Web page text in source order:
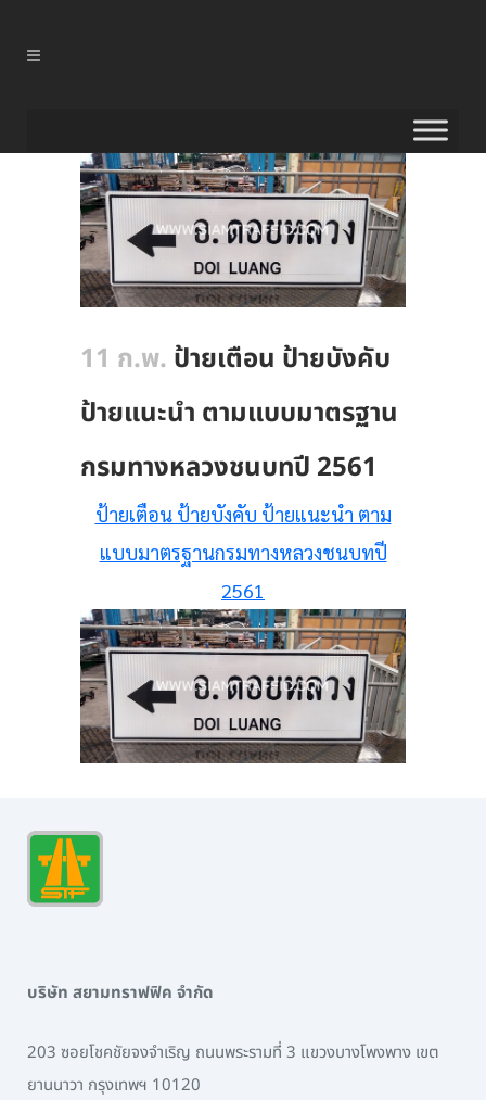
11 ก.พ. ป้ายเตือน ป้ายบังคับ
ป้ายแนะนำ ตามแบบมาตรฐาน
กรมทางหลวงชนบทปี 2561
ป้ายเตือน ป้ายบังคับ ป้ายแนะนำ ตาม
แบบมาตรฐานกรมทางหลวงชนบทปี
2561
บริษัท สยามทราฟฟิค จำกัด
203 ซอยโชคชัยจงจำเริญ ถนนพระรามที่ 3 แขวงบางโพงพาง เขต
ยานนาวา กรุงเทพฯ 10120